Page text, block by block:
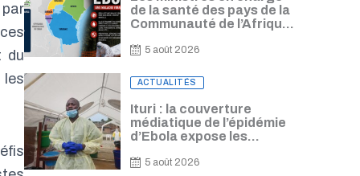
du
de la santé des pays de la
Communauté de l’Afrique
d’harmoniser leur
d’Ebola
5 août 2026
ACTUALITÉS
Ituri : la couverture
médiatique de l’épidémie
d’Ebola expose les
contamination, alerte
Posted
5 août 2026